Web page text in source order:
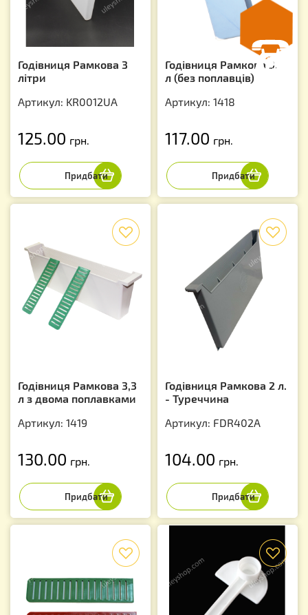
Годівниця Рамкова 3
літри
Артикул: KR0012UA
125.00 грн.
Годівниця Рамкова 3,3
л (без поплавців)
Артикул: 1418
117.00 грн.
Годівниця Рамкова 3,3
л з двома поплавками
Артикул: 1419
130.00 грн.
Годівниця Рамкова 2 л.
- Туреччина
Артикул: FDR402A
104.00 грн.